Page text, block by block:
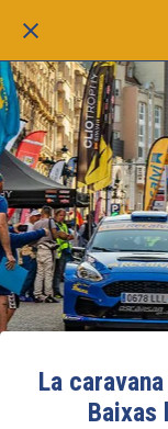
La
Baixas